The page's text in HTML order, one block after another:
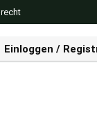
Einloggen /